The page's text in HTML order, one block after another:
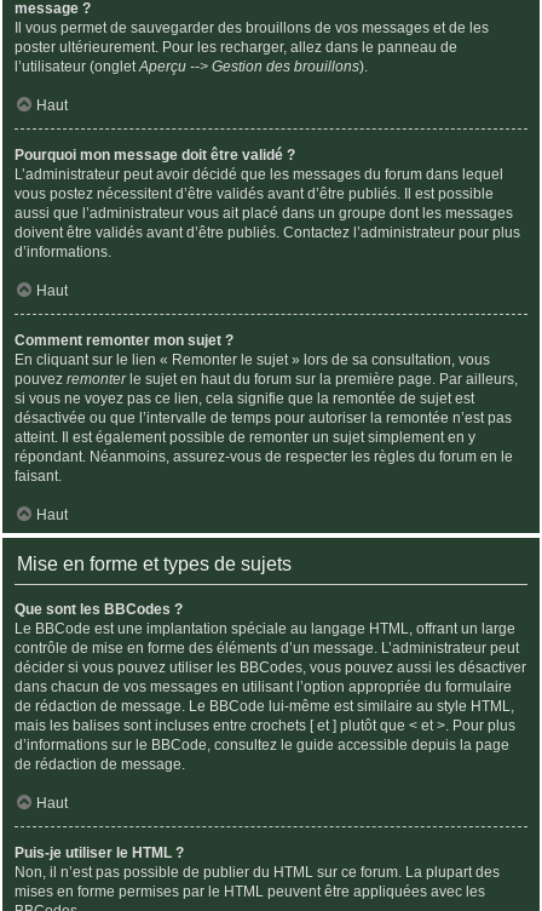
message ?
Il vous permet de sauvegarder des brouillons de vos messages et de les
poster ultérieurement. Pour les recharger, allez dans le panneau de
l’utilisateur (ongletAperçu --> Gestion des brouillons).
Haut
Pourquoi mon message doit être validé ?
L’administrateur peut avoir décidé que les messages du forum dans lequel
vous postez nécessitent d’être validés avant d’être publiés. Il est possible
aussi que l’administrateur vous ait placé dans un groupe dont les messages
doivent être validés avant d’être publiés. Contactez l’administrateur pour plus
d’informations.
Haut
Comment remonter mon sujet ?
En cliquant sur le lien « Remonter le sujet » lors de sa consultation, vous
pouvez remonterle sujet en haut du forum sur la première page. Par ailleurs,
si vous ne voyez pas ce lien, cela signifie que la remontée de sujet est
désactivée ou que l’intervalle de temps pour autoriser la remontée n’est pas
atteint. Il est également possible de remonter un sujet simplement en y
répondant. Néanmoins, assurez-vous de respecter les règles du forum en le
faisant.
Haut
Mise en forme et types de sujets
Que sont les BBCodes ?
Le BBCode est une implantation spéciale au langage HTML, offrant un large
contrôle de mise en forme des éléments d’un message. L’administrateur peut
décider si vous pouvez utiliser les BBCodes, vous pouvez aussi les désactiver
dans chacun de vos messages en utilisant l’option appropriée du formulaire
de rédaction de message. Le BBCode lui-même est similaire au style HTML,
mais les balises sont incluses entre crochets [ et ] plutôt que < et >. Pour plus
d’informations sur le BBCode, consultez le guide accessible depuis la page
de rédaction de message.
Haut
Puis-je utiliser le HTML ?
Non, il n’est pas possible de publier du HTML sur ce forum. La plupart des
mises en forme permises par le HTML peuvent être appliquées avec les